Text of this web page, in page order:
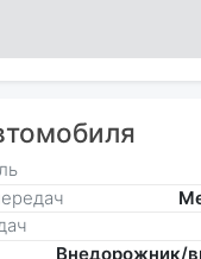
Внедорожник/